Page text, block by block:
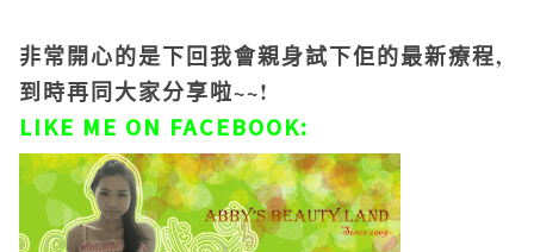
非常開心的是下回我會親身試下佢的最新療程,
到時再同大家分享啦~~!
LIKE ME ON FACEBOOK: